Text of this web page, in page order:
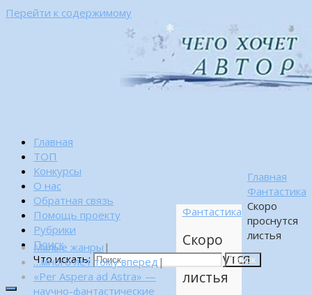
Перейти к содержимому
Главная
ТОП
Конкурсы
О нас
Обратная связь
Помощь проекту
Рубрики
Поиск
Что искать:
Поиск
Главная
Фантастика
Скоро
проснутся
листья
Фантастика
Скоро
проснутся
листья
Малые жанры |
…много лет тому вперед |
«Per Aspera ad Astra» —
научно-фантастические